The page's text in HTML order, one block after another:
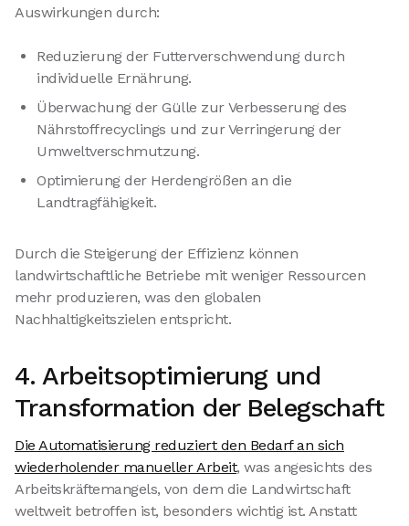
Auswirkungen durch:
Reduzierung der Futterverschwendung durch
individuelle Ernährung.
Überwachung der Gülle zur Verbesserung des
Nährstoffrecyclings und zur Verringerung der
Umweltverschmutzung.
Optimierung der Herdengrößen an die
Landtragfähigkeit.
Durch die Steigerung der Effizienz können
landwirtschaftliche Betriebe mit weniger Ressourcen
mehr produzieren, was den globalen
Nachhaltigkeitszielen entspricht.
4. Arbeitsoptimierung und
Transformation der Belegschaft
Die Automatisierung reduziert den Bedarf an sich
wiederholender manueller Arbeit, was angesichts des
Arbeitskräftemangels, von dem die Landwirtschaft
weltweit betroffen ist, besonders wichtig ist. Anstatt